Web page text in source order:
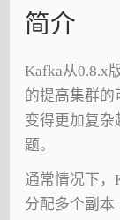
简介
Kafka从0.8.x
的提高集群的
变得更加复杂
题。
通常情况下，
分配多个副本